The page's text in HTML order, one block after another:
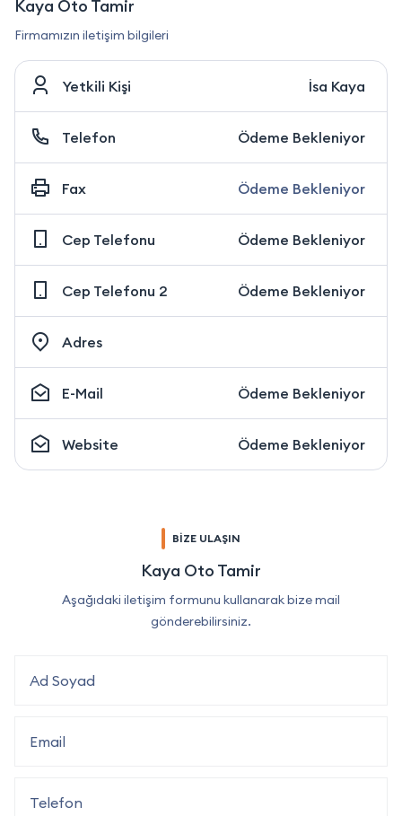
Kaya Oto Tamir
Firmamızın iletişim bilgileri
Yetkili Kişi İsa Kaya
Telefon Ödeme Bekleniyor
Fax Ödeme Bekleniyor
Cep Telefonu Ödeme Bekleniyor
Cep Telefonu 2 Ödeme Bekleniyor
Adres
E-Mail Ödeme Bekleniyor
Website Ödeme Bekleniyor
BİZE ULAŞIN
Kaya Oto Tamir
Aşağıdaki iletişim formunu kullanarak bize mail
gönderebilirsiniz.